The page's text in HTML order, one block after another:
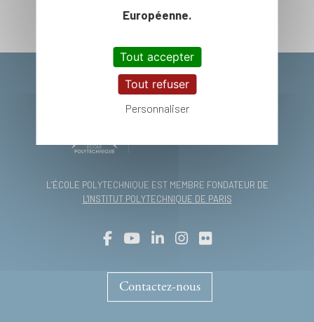
L’ÉCOLE POLYTECHNIQUE EST MEMBRE FONDATEUR DE
L'INSTITUT POLYTECHNIQUE DE PARIS
Contactez-nous
Européenne.
Tout accepter
Tout refuser
Personnaliser